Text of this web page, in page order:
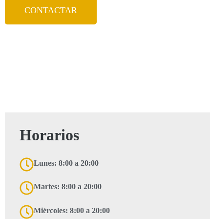
CONTACTAR
Horarios
Lunes: 8:00 a 20:00
Martes: 8:00 a 20:00
Miércoles: 8:00 a 20:00